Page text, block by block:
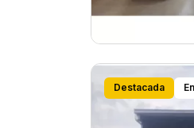
Destacada